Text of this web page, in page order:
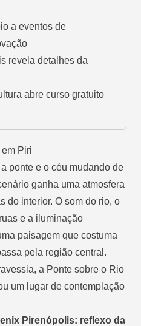
a eventos de
revela detalhes da
abre curso gratuito
Piri
ponte e o céu mudando de
ganha uma atmosfera
do interior. O som do rio, o
e a iluminação
paisagem que costuma
pela região central.
a Ponte sobre o Rio
um lugar de contemplação
Pirenópolis: reflexo da